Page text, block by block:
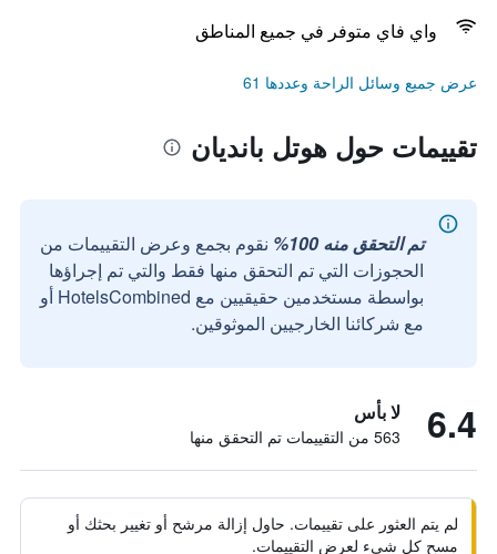
واي فاي متوفر في جميع المناطق
عرض جميع وسائل الراحة وعددها 61
تقييمات حول هوتل بانديان
تم التحقق منه 100%
نقوم بجمع وعرض التقييمات من
الحجوزات التي تم التحقق منها فقط والتي تم إجراؤها
بواسطة مستخدمين حقيقيين مع HotelsCombined أو
مع شركائنا الخارجيين الموثوقين.
6.4 لا بأس
563 من التقييمات تم التحقق منها
لم يتم العثور على تقييمات. حاول إزالة مرشح أو تغيير بحثك أو
مسح كل شيء لعرض التقييمات.